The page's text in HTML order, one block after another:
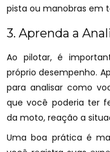
pista ou manobras em
3. Aprenda a
Ao pilotar, é
próprio desempenho.
para analisar como
que você poderia ter
da moto, reação a
Uma boa prática é